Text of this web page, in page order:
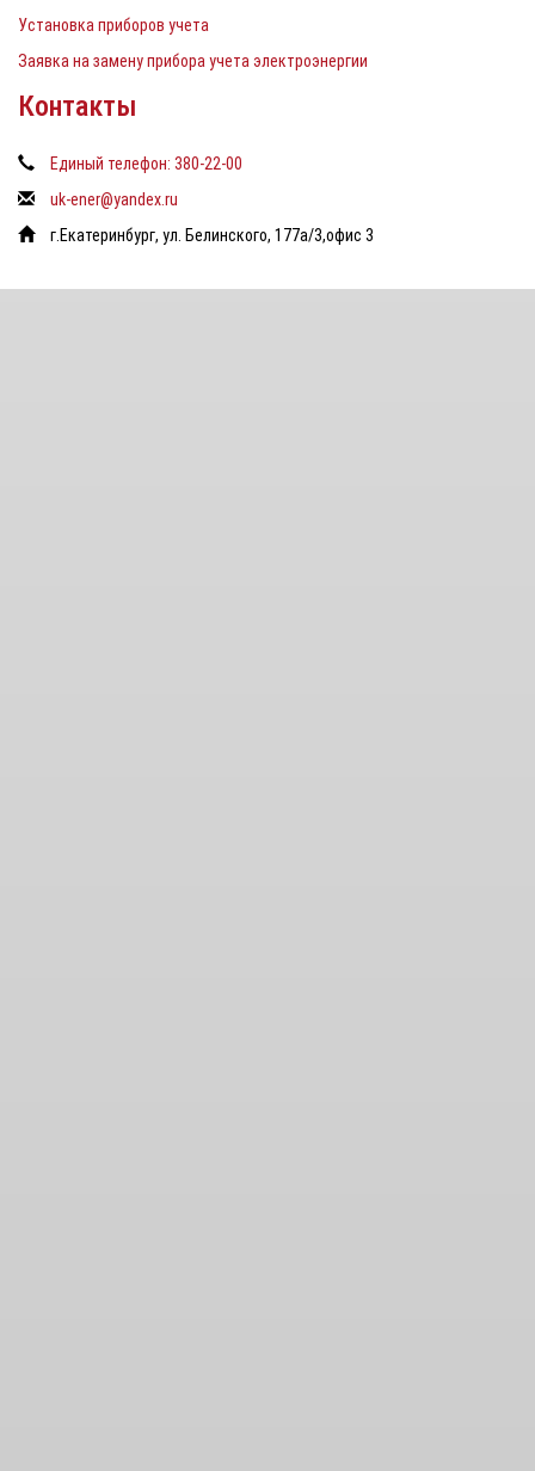
Установка приборов учета
Заявка на замену прибора учета электроэнергии
Контакты
Единый телефон: 380-22-00
uk-ener@yandex.ru
г.Екатеринбург, ул. Белинского, 177а/3,офис 3